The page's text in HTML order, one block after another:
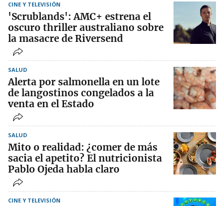
CINE Y TELEVISIÓN
'Scrublands': AMC+ estrena el
oscuro thriller australiano sobre
la masacre de Riversend
SALUD
Alerta por salmonella en un lote
de langostinos congelados a la
venta en el Estado
SALUD
Mito o realidad: ¿comer de más
sacia el apetito? El nutricionista
Pablo Ojeda habla claro
CINE Y TELEVISIÓN